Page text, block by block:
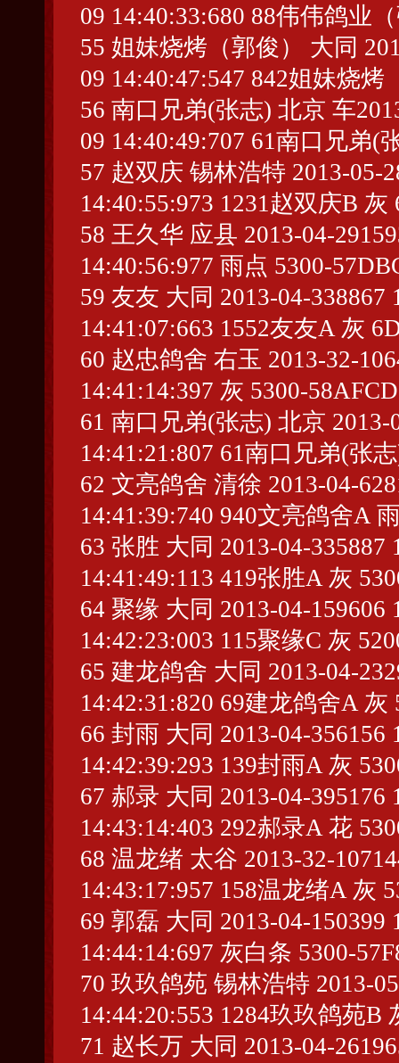
09 14:40:33:680 88伟伟鸽业
55 姐妹烧烤（郭俊） 大同
09 14:40:47:547 842姐妹烧
56 南口兄弟(张志) 北京 车
09 14:40:49:707 61南口兄弟(
57 赵双庆 锡林浩特 2013-05-
14:40:55:973 1231赵双庆B 灰
58 王久华 应县 2013-04-
14:40:56:977 雨点 5300-
59 友友 大同 2013-04-338867
14:41:07:663 1552友友A 灰
60 赵忠鸽舍 右玉 2013-32-
14:41:14:397 灰 5300-58AFCD
61 南口兄弟(张志) 北京 2013-
14:41:21:807 61南口兄弟(张
62 文亮鸽舍 清徐 2013-04-
14:41:39:740 940文亮鸽舍A
63 张胜 大同 2013-04-335887
14:41:49:113 419张胜A 灰
64 聚缘 大同 2013-04-159606
14:42:23:003 115聚缘C 灰
65 建龙鸽舍 大同 2013-04-
14:42:31:820 69建龙鸽舍A 灰
66 封雨 大同 2013-04-356156
14:42:39:293 139封雨A 灰
67 郝录 大同 2013-04-395176
14:43:14:403 292郝录A 花
68 温龙绪 太谷 2013-32-
14:43:17:957 158温龙绪A 灰
69 郭磊 大同 2013-04-150399
14:44:14:697 灰白条 5300-
70 玖玖鸽苑 锡林浩特 2013-
14:44:20:553 1284玖玖鸽苑B
71 赵长万 大同 2013-04-